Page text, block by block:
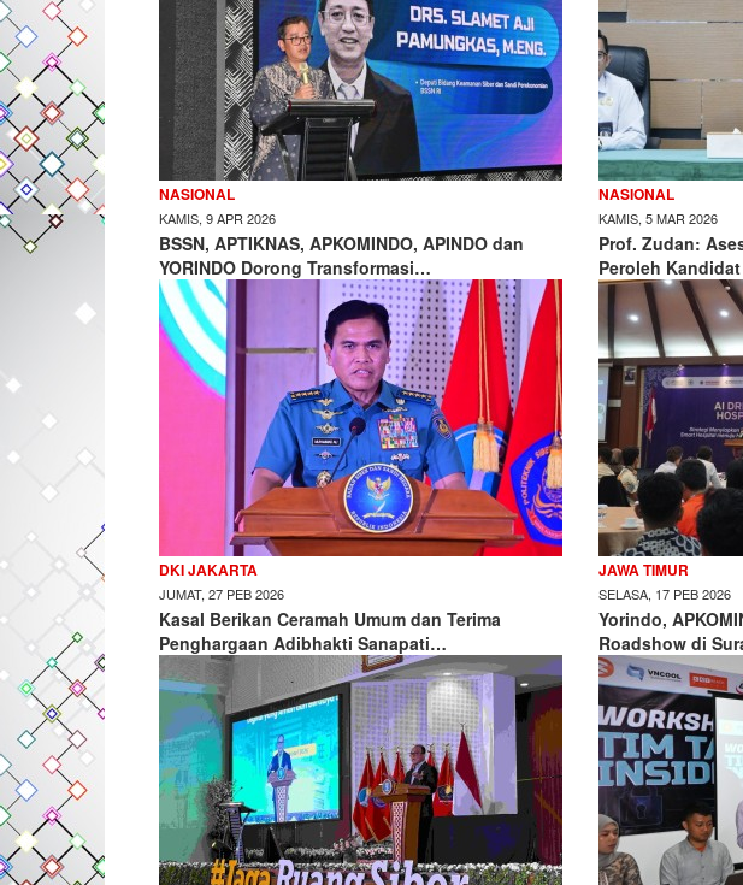
NASIONAL
KAMIS, 9 APR 2026
BSSN, APTIKNAS, APKOMINDO, APINDO dan
YORINDO Dorong Transformasi…
NASIONAL
KAMIS, 5 MAR 2026
Prof. Zudan:
Peroleh
DKI JAKARTA
JUMAT, 27 PEB 2026
Kasal Berikan Ceramah Umum dan Terima
Penghargaan Adibhakti Sanapati…
JAWA TIMUR
SELASA, 17 PEB 2026
Yorindo,
Roadshow di